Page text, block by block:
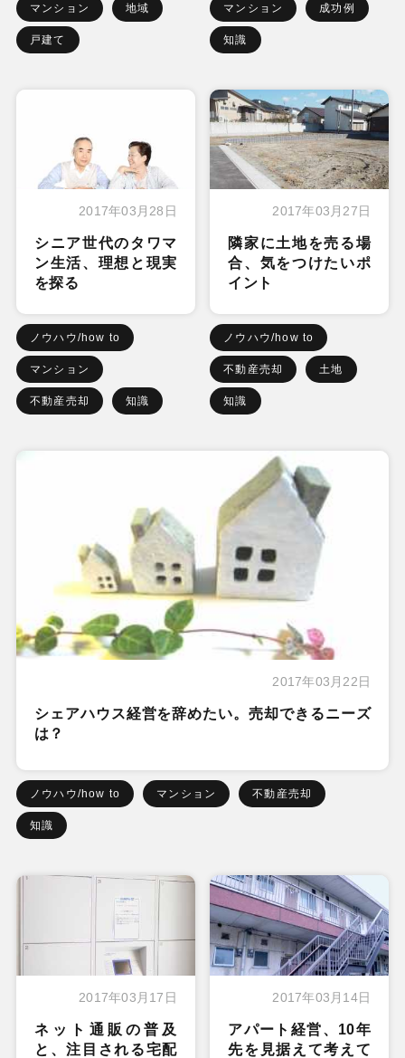
マンション 地域
戸建て
マンション 成功例
知識
2017年03月28日
シニア世代のタワマ
ン生活、理想と現実
を探る
ノウハウ/how to
マンション
不動産売却 知識
2017年03月27日
隣家に土地を売る場
合、気をつけたいポ
イント
ノウハウ/how to
不動産売却 土地
知識
2017年03月22日
シェアハウス経営を辞めたい。売却できるニーズ
は？
ノウハウ/how to マンション 不動産売却
知識
2017年03月17日
ネット通販の普及
と、注目される宅配
2017年03月14日
アパート経営、10年
先を見据えて考えて